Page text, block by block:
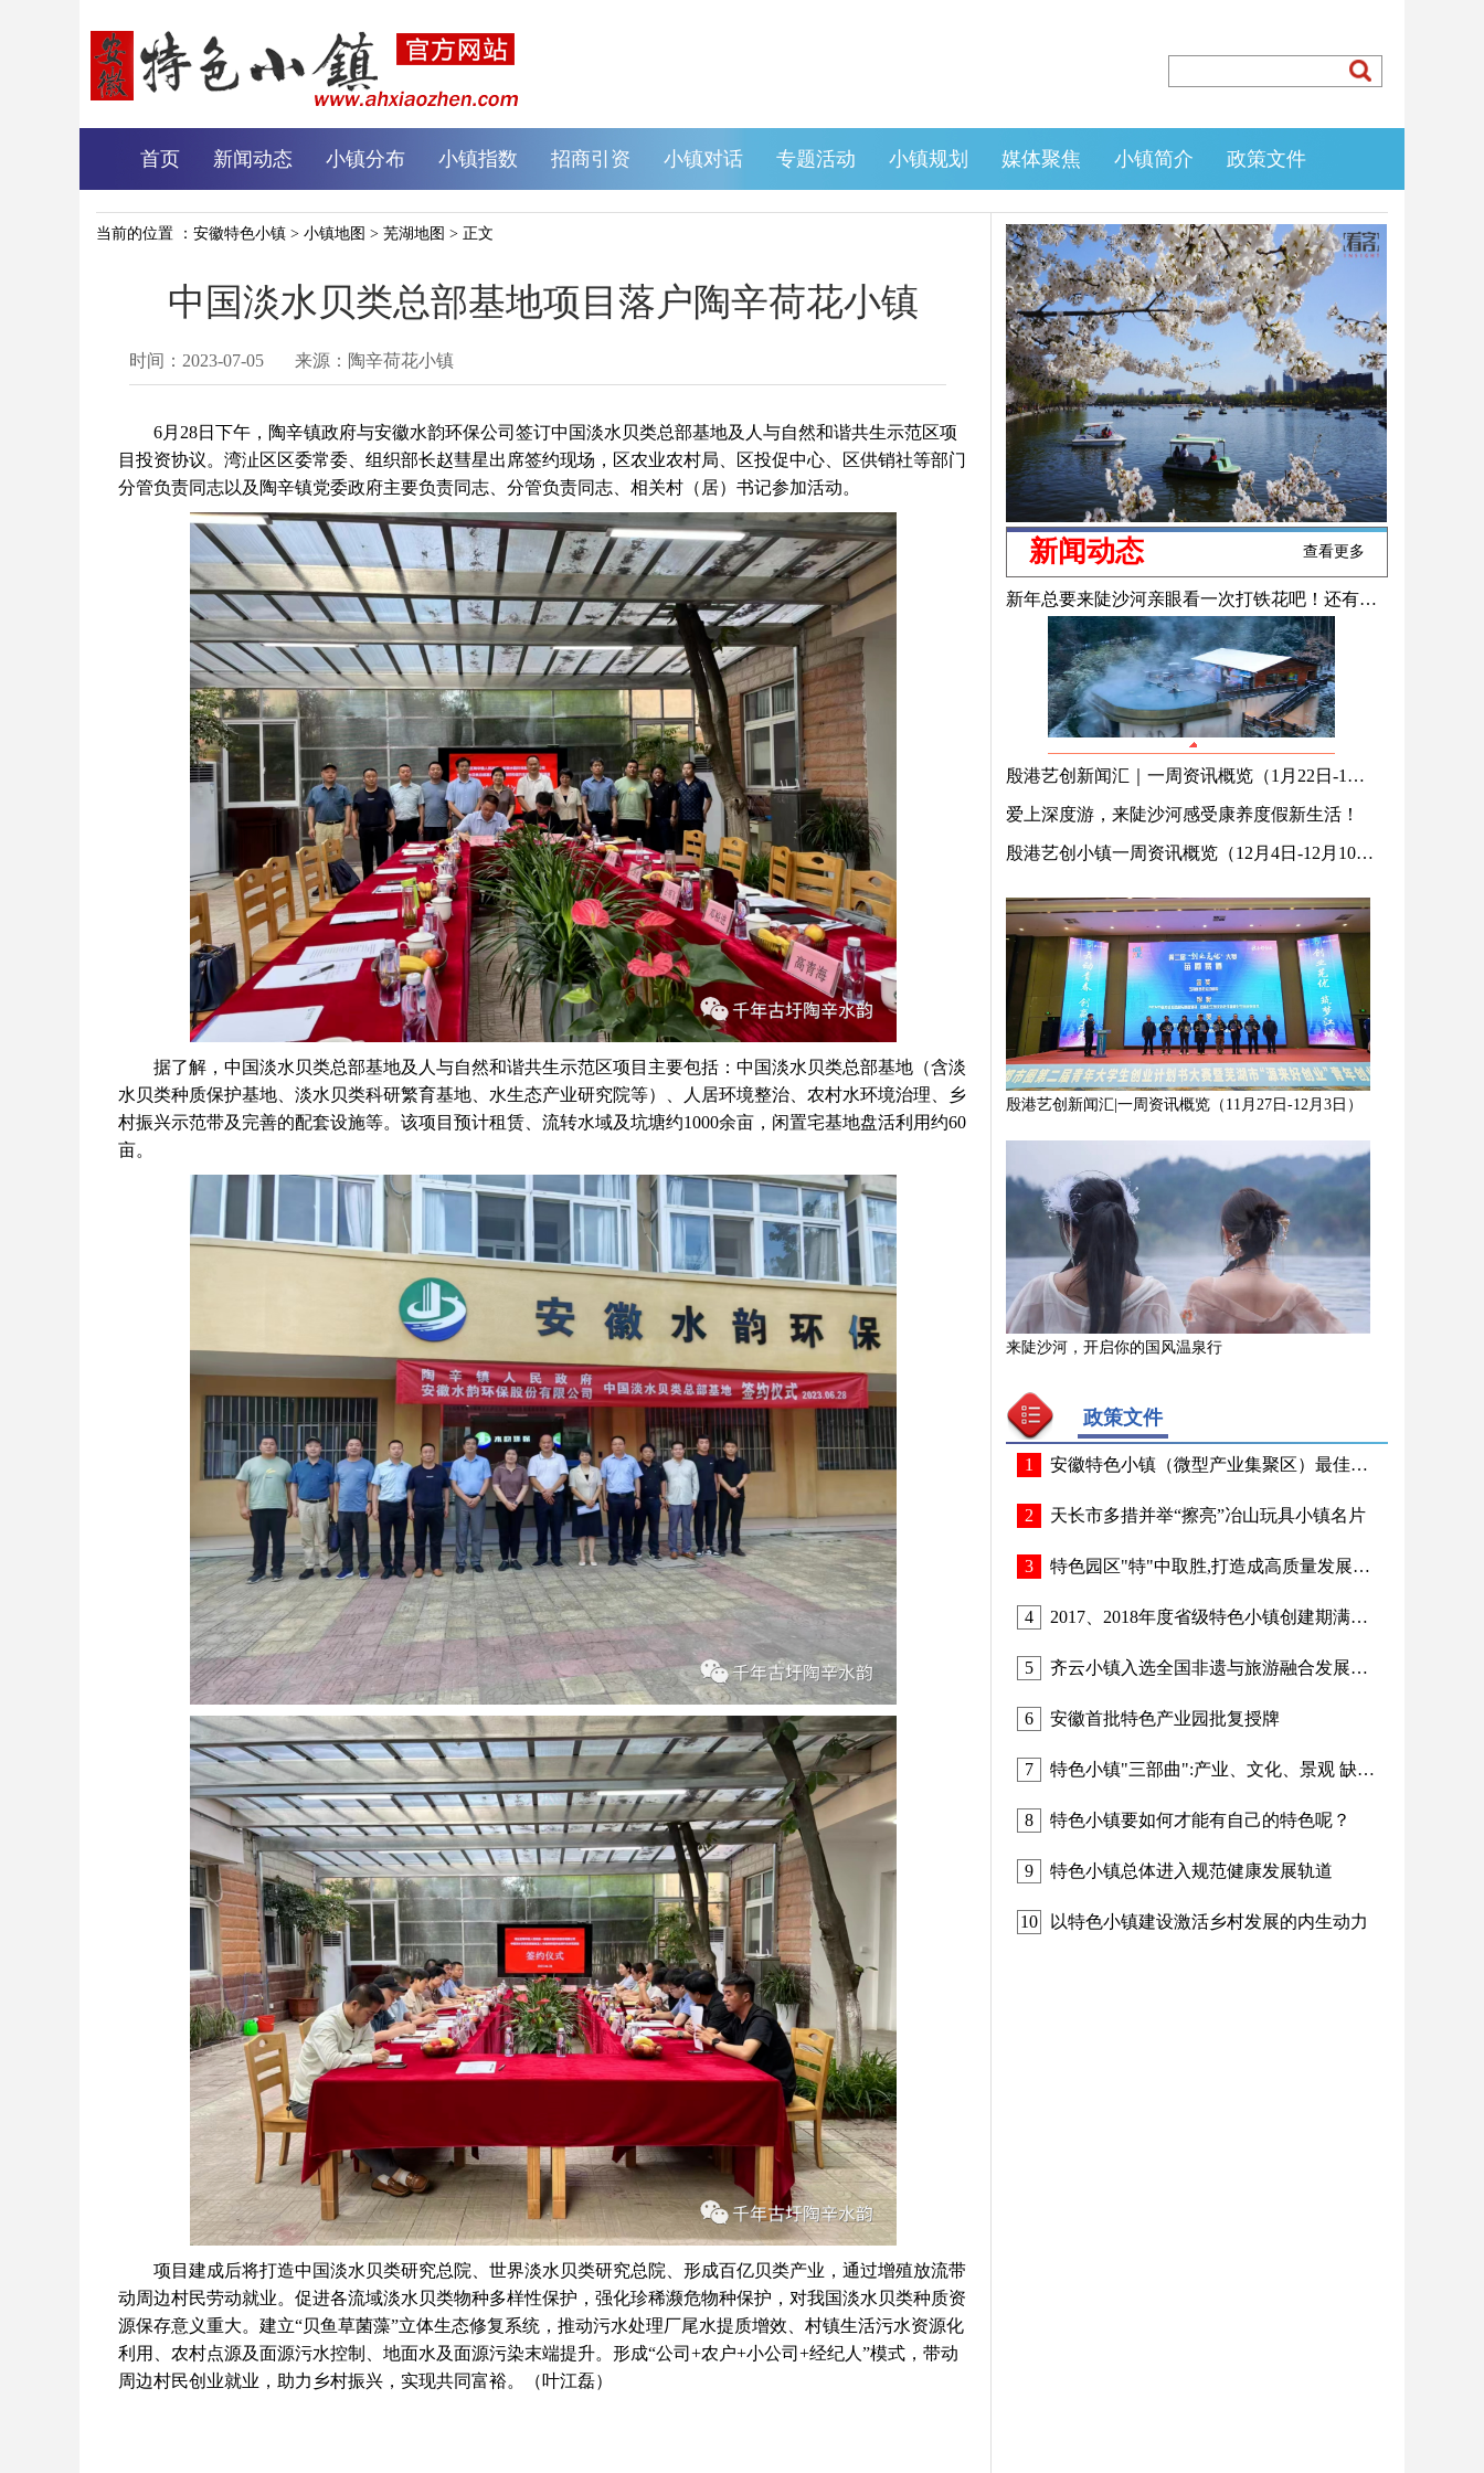
首页 新闻动态 小镇分布 小镇指数 招商引资 小镇对话 专题活动 小镇规划 媒体聚焦 小镇简介 政策文件
当前的位置 ： 安徽特色小镇 > 小镇地图 > 芜湖地图 > 正文
中国淡水贝类总部基地项目落户陶辛荷花小镇
时间：2023-07-05 来源：陶辛荷花小镇
6月28日下午，陶辛镇政府与安徽水韵环保公司签订中国淡水贝类总部基地及人与自然和谐共生示范区项
目投资协议。湾沚区区委常委、组织部长赵彗星出席签约现场，区农业农村局、区投促中心、区供销社等部门
分管负责同志以及陶辛镇党委政府主要负责同志、分管负责同志、相关村（居）书记参加活动。
据了解，中国淡水贝类总部基地及人与自然和谐共生示范区项目主要包括：中国淡水贝类总部基地（含淡
水贝类种质保护基地、淡水贝类科研繁育基地、水生态产业研究院等）、人居环境整治、农村水环境治理、乡
村振兴示范带及完善的配套设施等。该项目预计租赁、流转水域及坑塘约1000余亩，闲置宅基地盘活利用约60
亩。
项目建成后将打造中国淡水贝类研究总院、世界淡水贝类研究总院、形成百亿贝类产业，通过增殖放流带
动周边村民劳动就业。促进各流域淡水贝类物种多样性保护，强化珍稀濒危物种保护，对我国淡水贝类种质资
源保存意义重大。建立“贝鱼草菌藻”立体生态修复系统，推动污水处理厂尾水提质增效、村镇生活污水资源化
利用、农村点源及面源污水控制、地面水及面源污染末端提升。形成“公司+农户+小公司+经纪人”模式，带动
周边村民创业就业，助力乡村振兴，实现共同富裕。（叶江磊）
查看更多
新闻动态
新年总要来陡沙河亲眼看一次打铁花吧！还有篝火、烟花......千万别错过！
殷港艺创新闻汇｜一周资讯概览（1月22日-1月28日）
爱上深度游，来陡沙河感受康养度假新生活！
殷港艺创小镇一周资讯概览（12月4日-12月10日）
殷港艺创新闻汇|一周资讯概览（11月27日-12月3日）
来陡沙河，开启你的国风温泉行
政策文件
1 安徽特色小镇（微型产业集聚区）最佳实践手册
2 天长市多措并举“擦亮”冶山玩具小镇名片
3 特色园区"特"中取胜,打造成高质量发展的载体
4 2017、2018年度省级特色小镇创建期满评估结果
5 齐云小镇入选全国非遗与旅游融合发展优选项目
6 安徽首批特色产业园批复授牌
7 特色小镇"三部曲":产业、文化、景观 缺一不可
8 特色小镇要如何才能有自己的特色呢？
9 特色小镇总体进入规范健康发展轨道
10 以特色小镇建设激活乡村发展的内生动力